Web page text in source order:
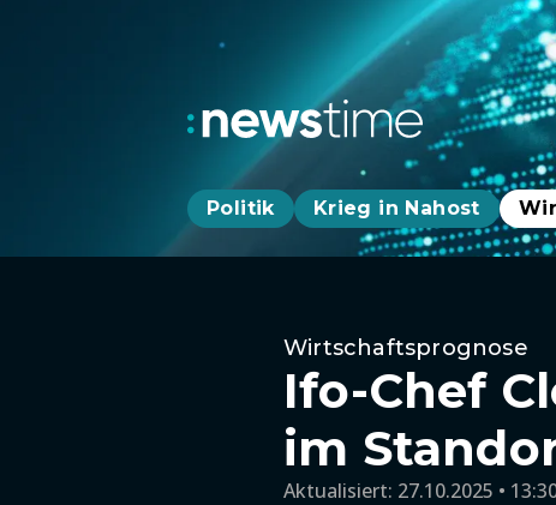
Politik Krieg in Nahost
Wirtschaftsprognose
Ifo-Chef
im
Aktualisiert: 27.10.2025 •